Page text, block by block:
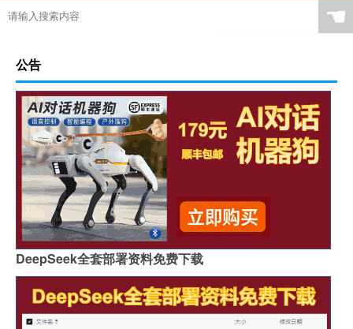
☚
公告
DeepSeek全套部署资料免费下载